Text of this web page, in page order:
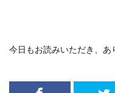
今日もお読みいただき、あ